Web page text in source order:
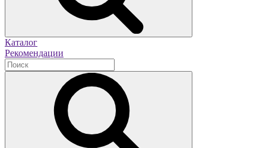
Каталог
Рекомендации